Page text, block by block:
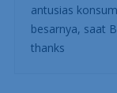
antusias
besarnya, saat
thanks